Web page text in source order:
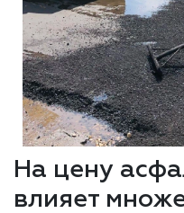
На цену
влияет